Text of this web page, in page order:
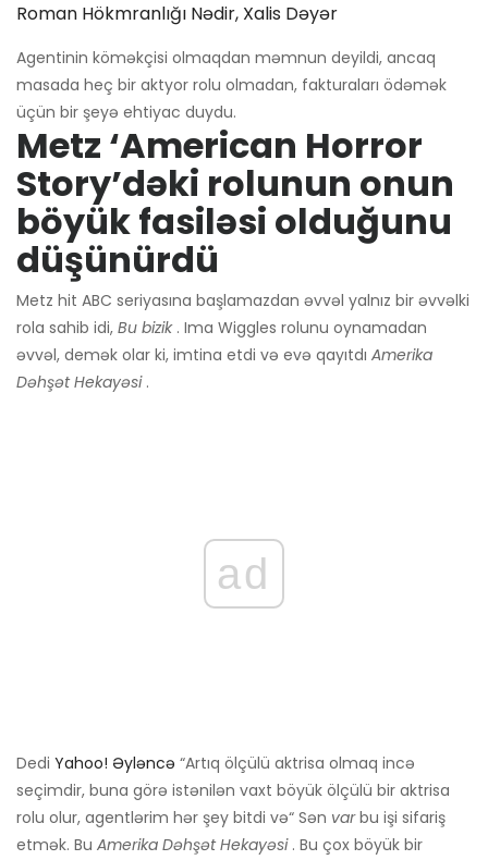
Roman Hökmranlığı Nədir, Xalis Dəyər
Agentinin köməkçisi olmaqdan məmnun deyildi, ancaq
masada heç bir aktyor rolu olmadan, fakturaları ödəmək
üçün bir şeyə ehtiyac duydu.
Metz ‘American Horror
Story’dəki rolunun onun
böyük fasiləsi olduğunu
düşünürdü
Metz hit ABC seriyasına başlamazdan əvvəl yalnız bir əvvəlki
rola sahib idi, Bu bizik. Ima Wiggles rolunu oynamadan
əvvəl, demək olar ki, imtina etdi və evə qayıtdı Amerika
Dəhşət Hekayəsi .
ad
Dedi Yahoo! Əyləncə “Artıq ölçülü aktrisa olmaq incə
seçimdir, buna görə istənilən vaxt böyük ölçülü bir aktrisa
rolu olur, agentlərim hər şey bitdi və“ Sən varbu işi sifariş
etmək. Bu Amerika Dəhşət Hekayəsi. Bu çox böyük bir